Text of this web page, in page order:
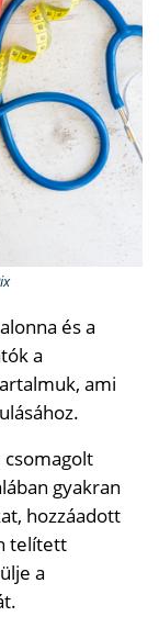
és a
a
ami
csomagolt
gyakran
hozzáadott
telített
a